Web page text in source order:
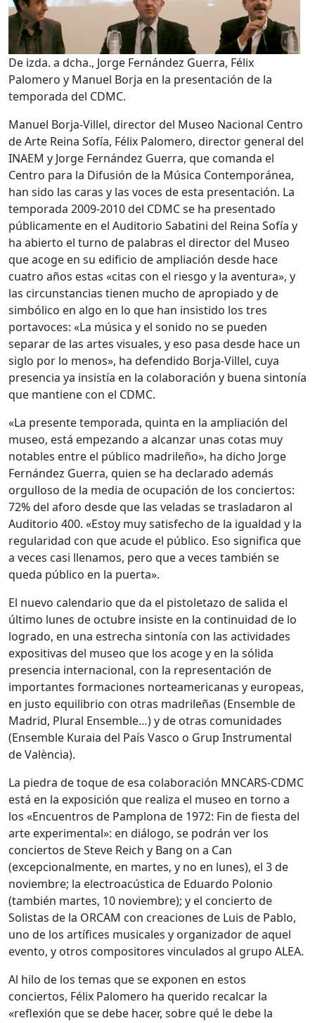
De izda. a dcha., Jorge Fernández Guerra, Félix
Palomero y Manuel Borja en la presentación de la
temporada del CDMC.
Manuel Borja-Villel, director del Museo Nacional Centro
de Arte Reina Sofía, Félix Palomero, director general del
INAEM y Jorge Fernández Guerra, que comanda el
Centro para la Difusión de la Música Contemporánea,
han sido las caras y las voces de esta presentación. La
temporada 2009-2010 del CDMC se ha presentado
públicamente en el Auditorio Sabatini del Reina Sofía y
ha abierto el turno de palabras el director del Museo
que acoge en su edificio de ampliación desde hace
cuatro años estas «citas con el riesgo y la aventura», y
las circunstancias tienen mucho de apropiado y de
simbólico en algo en lo que han insistido los tres
portavoces: «La música y el sonido no se pueden
separar de las artes visuales, y eso pasa desde hace un
siglo por lo menos», ha defendido Borja-Villel, cuya
presencia ya insistía en la colaboración y buena sintonía
que mantiene con el CDMC.
«La presente temporada, quinta en la ampliación del
museo, está empezando a alcanzar unas cotas muy
notables entre el público madrileño», ha dicho Jorge
Fernández Guerra, quien se ha declarado además
orgulloso de la media de ocupación de los conciertos:
72% del aforo desde que las veladas se trasladaron al
Auditorio 400. «Estoy muy satisfecho de la igualdad y la
regularidad con que acude el público. Eso significa que
a veces casi llenamos, pero que a veces también se
queda público en la puerta».
El nuevo calendario que da el pistoletazo de salida el
último lunes de octubre insiste en la continuidad de lo
logrado, en una estrecha sintonía con las actividades
expositivas del museo que los acoge y en la sólida
presencia internacional, con la representación de
importantes formaciones norteamericanas y europeas,
en justo equilibrio con otras madrileñas (Ensemble de
Madrid, Plural Ensemble…) y de otras comunidades
(Ensemble Kuraia del País Vasco o Grup Instrumental
de València).
La piedra de toque de esa colaboración MNCARS-CDMC
está en la exposición que realiza el museo en torno a
los «Encuentros de Pamplona de 1972: Fin de fiesta del
arte experimental»: en diálogo, se podrán ver los
conciertos de Steve Reich y Bang on a Can
(excepcionalmente, en martes, y no en lunes), el 3 de
noviembre; la electroacústica de Eduardo Polonio
(también martes, 10 noviembre); y el concierto de
Solistas de la ORCAM con creaciones de Luis de Pablo,
uno de los artífices musicales y organizador de aquel
evento, y otros compositores vinculados al grupo ALEA.
Al hilo de los temas que se exponen en estos
conciertos, Félix Palomero ha querido recalcar la
«reflexión que se debe hacer, sobre qué le debe la